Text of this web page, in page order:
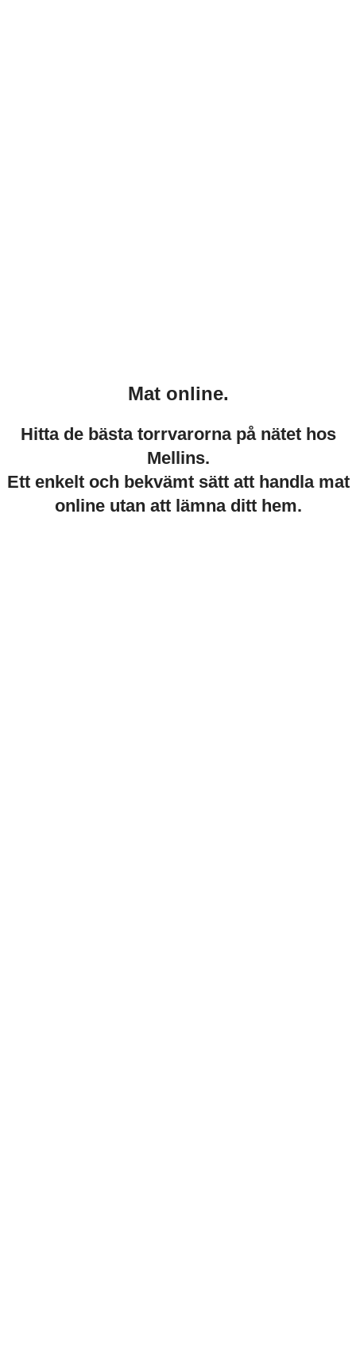
Mat online.
Hitta de bästa torrvarorna på nätet hos
Mellins.
Ett enkelt och bekvämt sätt att handla mat
online utan att lämna ditt hem.